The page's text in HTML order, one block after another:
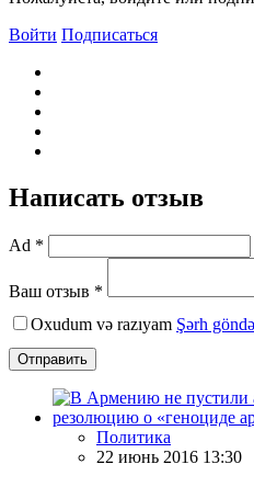
Войти Подписаться
Написать отзыв
Ad *
Ваш отзыв *
Oxudum və razıyam Şərh
Отправить
Политика
22 июнь 2016 13:30